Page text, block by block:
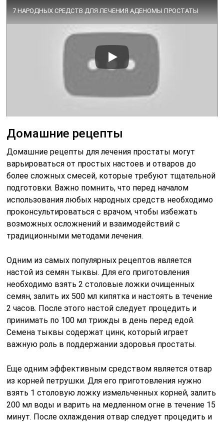
7 НАРОДНЫХ СРЕДСТВ ДЛЯ ЛЕЧЕНИЯ АДЕНОМЫ ПРОСТАТЫ
Домашние рецепты
Домашние рецепты для лечения простаты могут
варьироваться от простых настоев и отваров до
более сложных смесей, которые требуют тщательной
подготовки. Важно помнить, что перед началом
использования любых народных средств необходимо
проконсультироваться с врачом, чтобы избежать
возможных осложнений и взаимодействий с
традиционными методами лечения.
Одним из самых популярных рецептов является
настой из семян тыквы. Для его приготовления
необходимо взять 2 столовые ложки очищенных
семян, залить их 500 мл кипятка и настоять в течение
2 часов. После этого настой следует процедить и
принимать по 100 мл трижды в день перед едой.
Семена тыквы содержат цинк, который играет
важную роль в поддержании здоровья простаты.
Еще одним эффективным средством является отвар
из корней петрушки. Для его приготовления нужно
взять 1 столовую ложку измельченных корней, залить
200 мл воды и варить на медленном огне в течение 15
минут. После охлаждения отвар следует процедить и